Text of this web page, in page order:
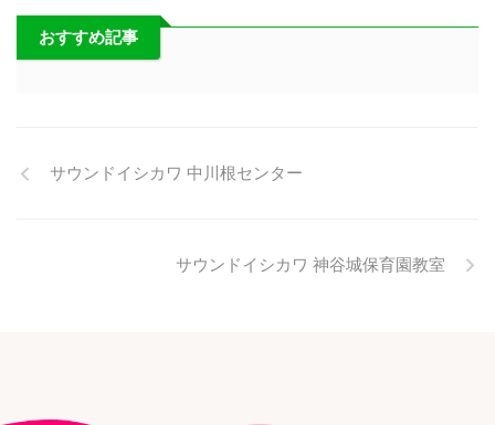
おすすめ記事
サウンドイシカワ 中川根センター
サウンドイシカワ 神谷城保育園教室